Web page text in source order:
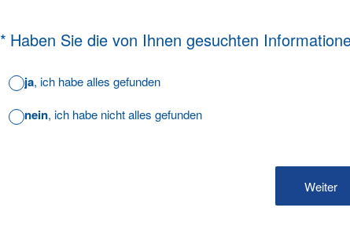
* Haben Sie die von Ihnen gesuchten
(Erforderlich.)
ja, ich habe alles gefunden
nein, ich habe nicht alles gefunden
Weiter